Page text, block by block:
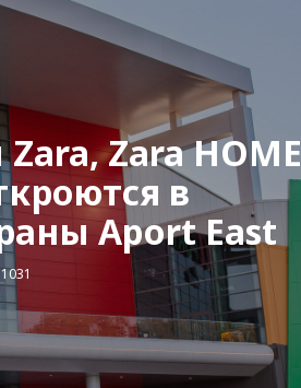
Zara HOME
в
Aport East
1031